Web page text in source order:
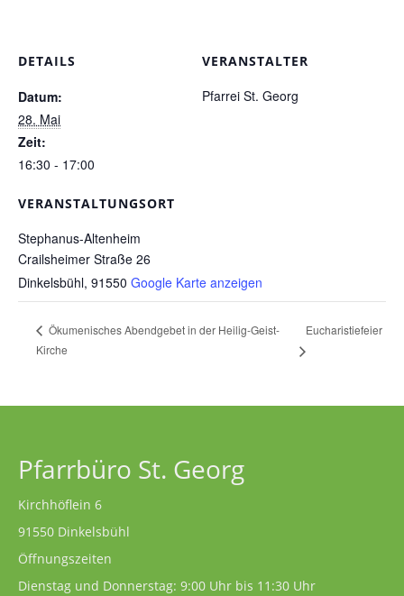
DETAILS
Datum:
28. Mai
Zeit:
16:30 - 17:00
VERANSTALTUNGSORT
Stephanus-Altenheim
Crailsheimer Straße 26
Dinkelsbühl, 91550 Google Karte anzeigen
VERANSTALTER
Pfarrei St. Georg
Ökumenisches Abendgebet in der Heilig-Geist-
Kirche
Eucharistiefeier
Pfarrbüro St. Georg
Kirchhöflein 6
91550 Dinkelsbühl
Öffnungszeiten
Dienstag und Donnerstag: 9:00 Uhr bis 11:30 Uhr